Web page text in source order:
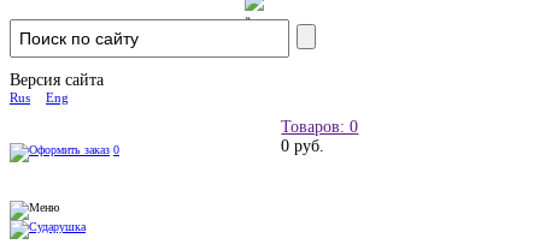
Версия сайта
Rus Eng
Товаров: 0
0 руб.
0